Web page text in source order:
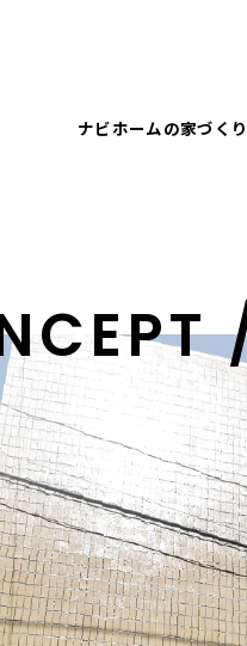
ナビホームの家づくり